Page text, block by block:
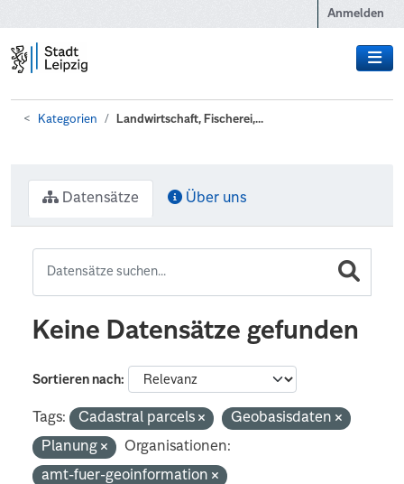
Anmelden
Kategorien Landwirtschaft, Fischerei,...
Datensätze Über uns
Keine Datensätze gefunden
Sortieren nach
Tags: Cadastral parcels
Geobasisdaten
Planung
Organisationen:
amt-fuer-geoinformation